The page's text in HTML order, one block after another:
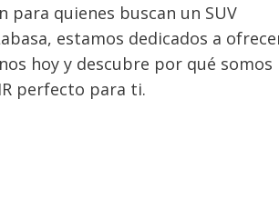
para quienes buscan un SUV
estamos dedicados a
hoy y descubre por qué somos
perfecto para ti.